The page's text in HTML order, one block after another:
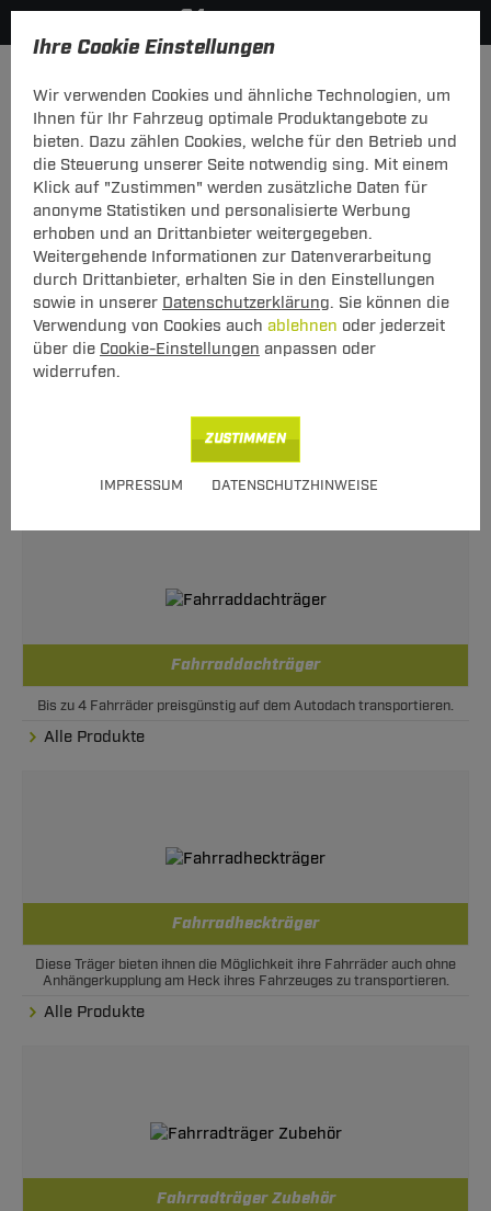
Ihre Cookie Einstellungen
Wir verwenden Cookies und ähnliche Technologien, um
Ihnen für Ihr Fahrzeug optimale Produktangebote zu
bieten. Dazu zählen Cookies, welche für den Betrieb und
die Steuerung unserer Seite notwendig sing. Mit einem
Klick auf "Zustimmen" werden zusätzliche Daten für
anonyme Statistiken und personalisierte Werbung
erhoben und an Drittanbieter weitergegeben.
Weitergehende Informationen zur Datenverarbeitung
durch Drittanbieter, erhalten Sie in den Einstellungen
sowie in unserer Datenschutzerklärung. Sie können die
Verwendung von Cookies auch ablehnen oder jederzeit
über die Cookie-Einstellungen anpassen oder
widerrufen.
IMPRESSUM DATENSCHUTZHINWEISE
ZUSTIMMEN
KATEGORIEN FILTER
Fahrradträger
Unsere Kategorien
Fahrradträger welche schnell und einfach auf den Kugelkopf der
Anhängerkupplung montiert werden können.
Alle Produkte
Fahrraddachträger
Bis zu 4 Fahrräder preisgünstig auf dem Autodach transportieren.
Alle Produkte
Fahrradheckträger
Diese Träger bieten ihnen die Möglichkeit ihre Fahrräder auch ohne
Anhängerkupplung am Heck ihres Fahrzeuges zu transportieren.
Alle Produkte
Fahrradträger Zubehör